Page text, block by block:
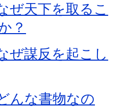
ぜ天下を取るこ
？
ぜ謀反を起こし
んな書物なの